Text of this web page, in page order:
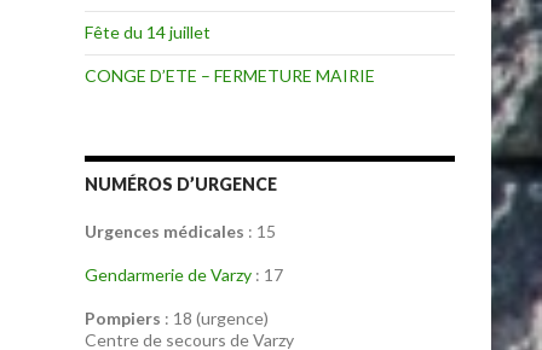
Fête du 14 juillet
CONGE D’ETE – FERMETURE MAIRIE
NUMÉROS D’URGENCE
Urgences médicales : 15
Gendarmerie de Varzy : 17
Pompiers : 18 (urgence)
Centre de secours de Varzy